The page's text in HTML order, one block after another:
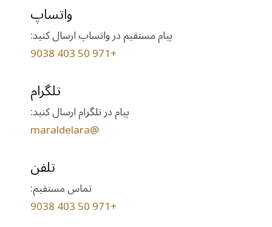
واتساپ
پیام مستقیم در واتساپ ارسال کنید:
+971 50 403 9038
تلگرام
پیام در تلگرام ارسال کنید:
@maraldelara
تلفن
تماس مستقیم:
+971 50 403 9038